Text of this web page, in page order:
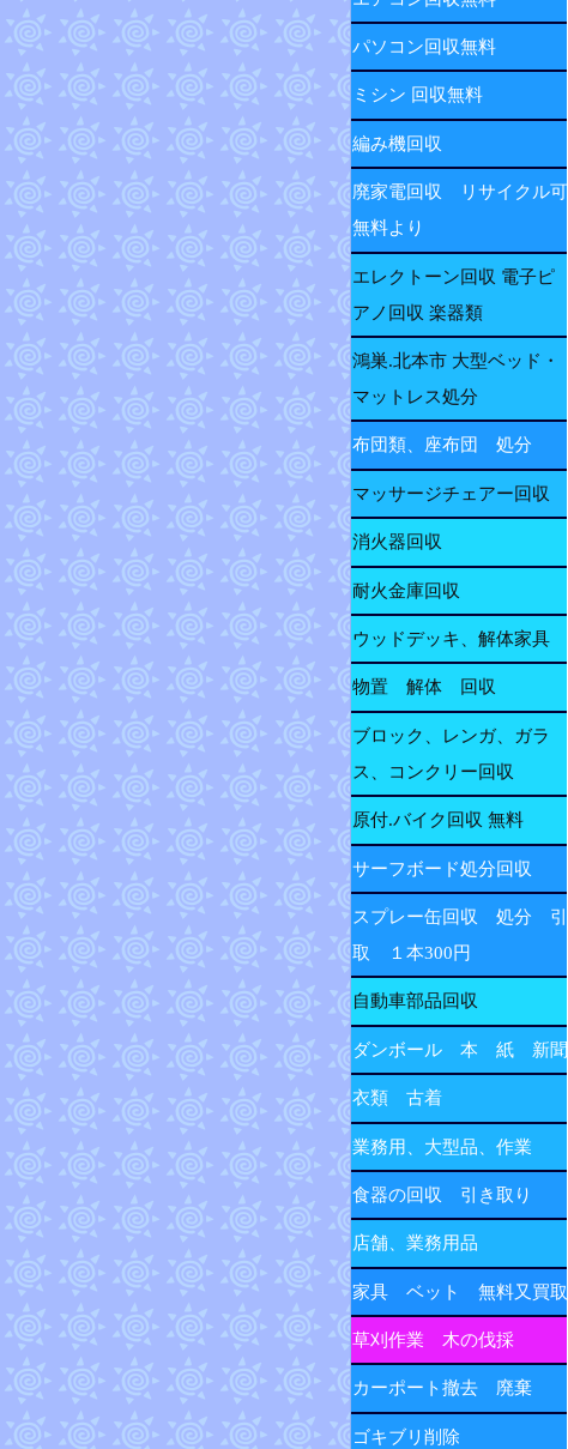
パソコン回収無料
ミシン 回収無料
編み機回収
廃家電回収 リサイクル可
無料より
エレクトーン回収 電子ピ
アノ回収 楽器類
鴻巣.北本市 大型ベッド・
マットレス処分
布団類、座布団 処分
マッサージチェアー回収
消火器回収
耐火金庫回収
ウッドデッキ、解体家具
物置 解体 回収
ブロック、レンガ、ガラ
ス、コンクリー回収
原付.バイク回収 無料
サーフボード処分回収
スプレー缶回収 処分 引
取 １本300円
自動車部品回収
ダンボール 本 紙 新聞
衣類 古着
業務用、大型品、作業
食器の回収 引き取り
店舗、業務用品
家具 ベット 無料又買取
草刈作業 木の伐採
カーポート撤去 廃棄
ゴキブリ削除